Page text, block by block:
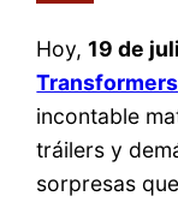
Hoy,19 de
Transformers
incontable
tráilers y
sorpresas